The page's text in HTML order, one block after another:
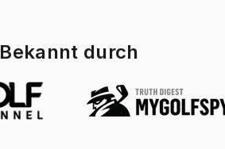
Bekannt durch